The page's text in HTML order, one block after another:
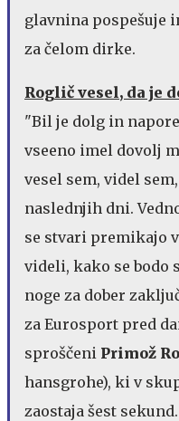
glavnina pospešuje
za čelom dirke.
Roglič vesel, da je
"Bil je dolg in
vseeno imel dovolj
vesel sem, videl
naslednjih dni.
se stvari premikajo
videli, kako se bodo
noge za dober
za Eurosport pred
sproščeni Primož
hansgrohe), ki v
zaostaja šest sekund.